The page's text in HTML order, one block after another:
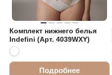
Комплект нижнего белья
Indefini (Арт. 4039WXY)
Подробнее